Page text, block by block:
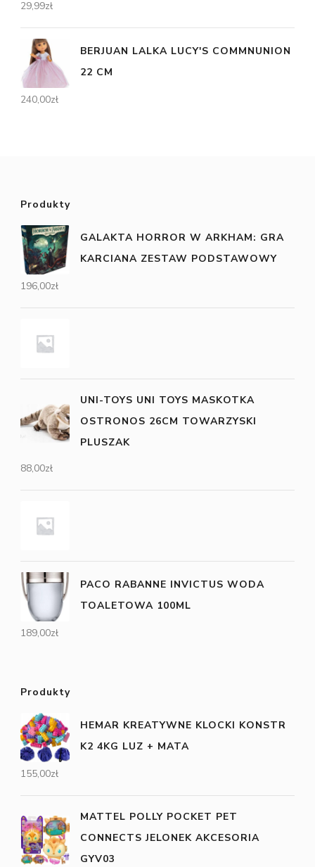
29,99zł
BERJUAN LALKA LUCY'S COMMNUNION
22 CM
240,00zł
Produkty
GALAKTA HORROR W ARKHAM: GRA
KARCIANA ZESTAW PODSTAWOWY
196,00zł
UNI-TOYS UNI TOYS MASKOTKA
OSTRONOS 26CM TOWARZYSKI
PLUSZAK
88,00zł
PACO RABANNE INVICTUS WODA
TOALETOWA 100ML
189,00zł
Produkty
HEMAR KREATYWNE KLOCKI KONSTR
K2 4KG LUZ + MATA
155,00zł
MATTEL POLLY POCKET PET
CONNECTS JELONEK AKCESORIA
GYV03